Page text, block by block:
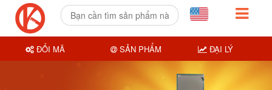
ĐỔI MÃ SẢN PHẨM ĐẠI LÝ